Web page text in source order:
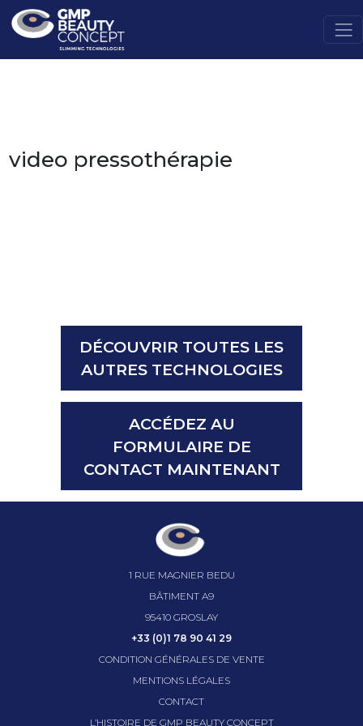
video pressothérapie
DÉCOUVRIR TOUTES LES
AUTRES TECHNOLOGIES
ACCÉDEZ AU
FORMULAIRE DE
CONTACT MAINTENANT
1 RUE MAGNIER BEDU
BÂTIMENT A9
95410 GROSLAY
+33 (0)1 78 90 41 29
CONDITION GÉNÉRALES DE VENTE
MENTIONS LÉGALES
CONTACT
L’HISTOIRE DE GMP BEAUTY CONCEPT